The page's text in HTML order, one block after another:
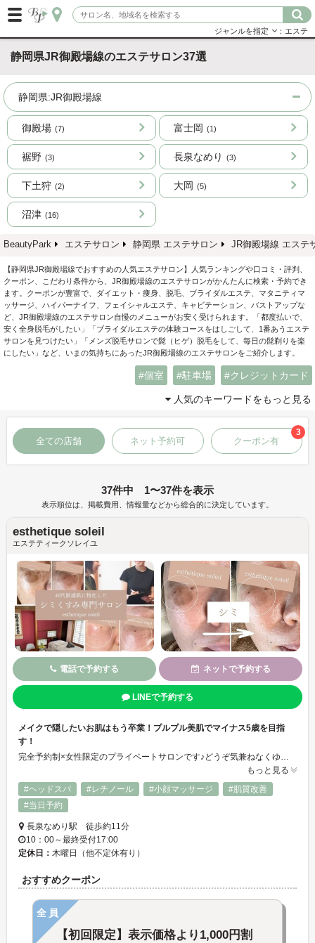
ジャンルを指定 ：エステ
静岡県JR御殿場線のエステサロン37選
静岡県:JR御殿場線
御殿場 (7) 富士岡 (1)
裾野 (3) 長泉なめり (3)
下土狩 (2) 大岡 (5)
沼津 (16)
BeautyPark エステサロン 静岡県 エステサロン JR御殿場線 エステ
【静岡県JR御殿場線でおすすめの人気エステサロン】人気ランキングや口コミ・評判、
クーポン、こだわり条件から、JR御殿場線のエステサロンがかんたんに検索・予約でき
ます。クーポンが豊富で、ダイエット・痩身、脱毛、ブライダルエステ、マタニティマ
ッサージ、ハイパーナイフ、フェイシャルエステ、キャビテーション、バストアップな
ど、JR御殿場線のエステサロン自慢のメニューがお安く受けられます。「都度払いで、
安く全身脱毛がしたい」「ブライダルエステの体験コースをはしごして、1番あうエステ
サロンを見つけたい」「メンズ脱毛サロンで髭（ヒゲ）脱毛をして、毎日の髭剃りを楽
にしたい」など、いまの気持ちにあったJR御殿場線のエステサロンをご紹介します。
個室 駐車場 クレジットカード
人気のキーワードをもっと見る
全ての店舗 ネット予約可 クーポン有
3
37件中 1〜37件を表示
表示順位は、掲載費用、情報量などから総合的に決定しています。
esthetique soleil
エステティークソレイユ
電話で予約する ネットで予約する
LINEで予約する
メイクで隠したいお肌はもう卒業！プルプル美肌でマイナス5歳を目指
す！
完全予約制×女性限定のプライベートサロンです♪どうぞ気兼ねなくゆったりとお寛ぎ下さい♪カウンセリングは丁寧に行い、お客様のお悩みやご要望に沿ってオールハンドでお手入れ致します☆⁺°お困りな事等御座いましたら、お気軽にご相談下さい♪隠す肌から魅せたいお肌に生まれ変わって自信のある『美肌』に一緒になり、オシャレもメイクも楽しみましょう♪
もっと見る
#ヘッドスパ
#レチノール #小顔マッサージ
#肌質改善
#当日予約
長泉なめり駅 徒歩約11分
10：00～最終受付17:00
定休日： 木曜日（他不定休有り）
おすすめクーポン
全員
【初回限定】表示価格より1,000円割